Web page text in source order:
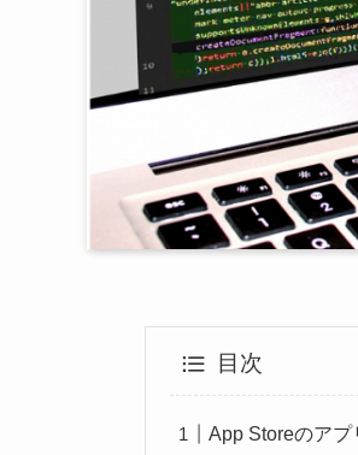
目次
App Storeのア